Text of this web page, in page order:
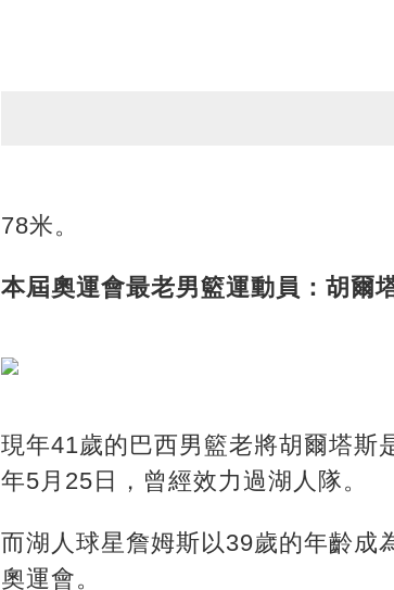
78米。
本屆奧運會最老男籃運動員：胡爾
現年41歲的巴西男籃老將胡爾塔斯
年5月25日，曾經效力過湖人隊。
而湖人球星詹姆斯以39歲的年齡成
奧運會。